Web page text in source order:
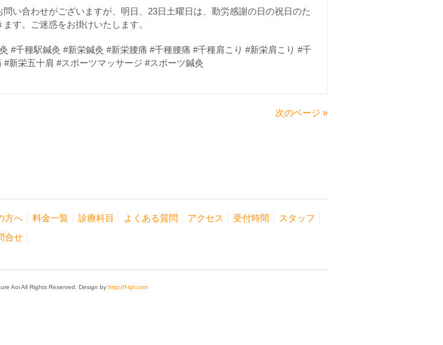
問い合わせがございますが、明日、23日土曜日は、勤労感謝の日の祝日のた
す。ご迷惑をお掛けいたします。
#千種駅鍼灸 #新栄鍼灸 #新栄腰痛 #千種腰痛 #千種肩こり #新栄肩こり #千
#新栄五十肩 #スポーツマッサージ #スポーツ鍼灸
次のページ »
方へ 料金一覧 診療科目 よくある質問 アクセス 受付時間
スタッフ
合せ
Aoi All Rights Reserved. Design by http://f-tpl.com